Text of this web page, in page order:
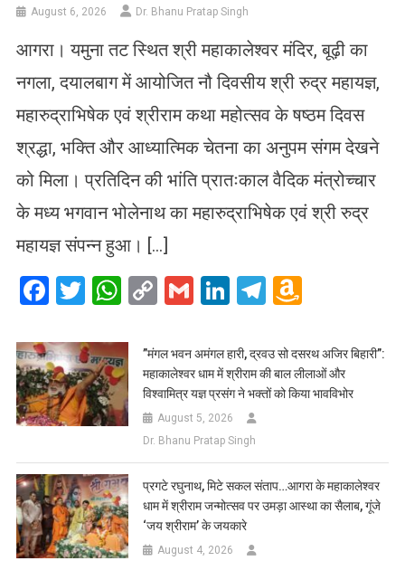
August 6, 2026 Dr. Bhanu Pratap Singh
आगरा। यमुना तट स्थित श्री महाकालेश्वर मंदिर, बूढ़ी का
नगला, दयालबाग में आयोजित नौ दिवसीय श्री रुद्र महायज्ञ,
महारुद्राभिषेक एवं श्रीराम कथा महोत्सव के षष्ठम दिवस
श्रद्धा, भक्ति और आध्यात्मिक चेतना का अनुपम संगम देखने
को मिला। प्रतिदिन की भांति प्रातःकाल वैदिक मंत्रोच्चार
के मध्य भगवान भोलेनाथ का महारुद्राभिषेक एवं श्री रुद्र
महायज्ञ संपन्न हुआ। […]
Facebook
Twitter
WhatsApp
CopyGmailLinkedIn
Telegram
List
​”मंगल भवन अमंगल हारी, द्रवउ सो दसरथ अजिर बिहारी”:
महाकालेश्वर धाम में श्रीराम की बाल लीलाओं और
विश्वामित्र यज्ञ प्रसंग ने भक्तों को किया भावविभोर
August 5, 2026
Dr. Bhanu Pratap Singh
प्रगटे रघुनाथ, मिटे सकल संताप…आगरा के महाकालेश्वर
धाम में श्रीराम जन्मोत्सव पर उमड़ा आस्था का सैलाब, गूंजे
‘जय श्रीराम’ के जयकारे
August 4, 2026